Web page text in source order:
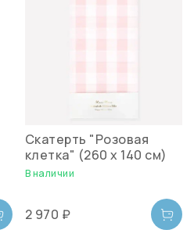
Скатерть "Розовая
клетка" (260 х 140 см)
В наличии
2 970 ₽